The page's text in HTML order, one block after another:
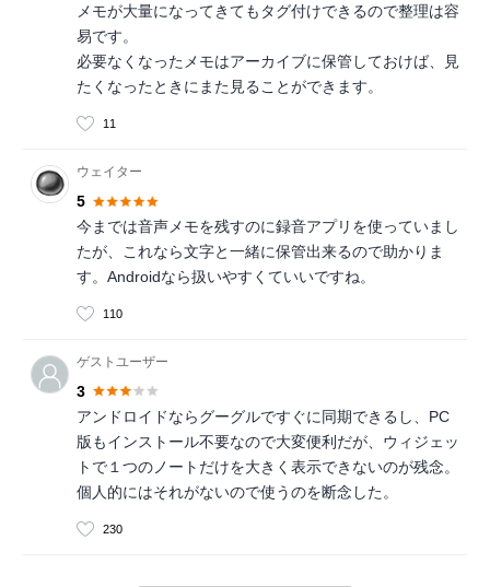
メモが大量になってきてもタグ付けできるので整理は容
易です。
必要なくなったメモはアーカイブに保管しておけば、見
たくなったときにまた見ることができます。
11
ウェイター
5
今までは音声メモを残すのに録音アプリを使っていまし
たが、これなら文字と一緒に保管出来るので助かりま
す。Androidなら扱いやすくていいですね。
110
ゲストユーザー
3
アンドロイドならグーグルですぐに同期できるし、PC
版もインストール不要なので大変便利だが、ウィジェッ
トで１つのノートだけを大きく表示できないのが残念。
個人的にはそれがないので使うのを断念した。
230